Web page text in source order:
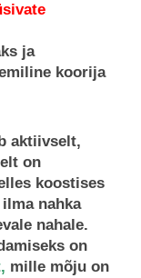
ja
koorija
aktiivselt,
on
koostises
nahka
nahale.
on
mille mõju on